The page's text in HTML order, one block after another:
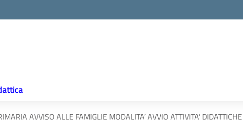
AVVISO ALLE FAMIGLIE MODALITA’ AVVIO ATTIVITA’